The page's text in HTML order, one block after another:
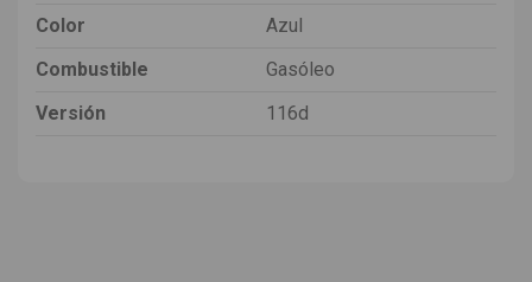
Color
Azul
Combustible
Gasóleo
Versión
116d